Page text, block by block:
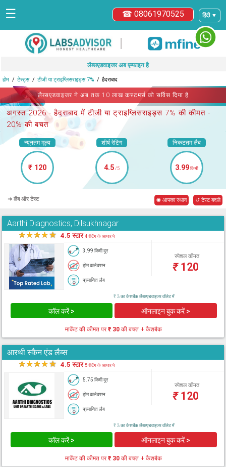
हिंदी ▼
☎ 08061970525
☰
|
लैब्सएडवाइजर अब एम्फाइन है
होम टेस्ट्स टीजी या ट्राइग्लिसराइड्स 7% हैदराबाद
लैब्सएडवाइजर ने अब तक 10 लाख कस्टमर्स को सर्विस दिया है
अगस्त 2026 -हैदराबाद में टीजी या ट्राइग्लिसराइड्स 7% की कीमत -
20% की बचत
न्यूनतम मूल्य
₹ 120
शीर्ष रेटिंग
4.5/5
निकटतम लैब
3.99किमी
➜ लैब और टेस्ट ◉ आपका स्थान ↺ टेस्ट बदले
Aarthi Diagnostics, Dilsukhnagar
★★★★★ 4.5 स्टार4 रेटिंग के आधार पे
3.99 किमी दूर
होम कलेक्शन
प्रमाणित लैब
स्पेशल कीमत
₹120
₹ 3 का कैशबैक लैब्सएडवाइजर वॉलेट में
कॉल करें > ऑनलाइन बुक करें >
मार्केट की कीमत पर₹ 30 की बचत + कैशबैक
आरथी स्कैन एंड लैब्स
★★★★★ 4.5 स्टार5 रेटिंग के आधार पे
5.75 किमी दूर
होम कलेक्शन
प्रमाणित लैब
स्पेशल कीमत
₹120
₹ 3 का कैशबैक लैब्सएडवाइजर वॉलेट में
कॉल करें > ऑनलाइन बुक करें >
मार्केट की कीमत पर₹ 30 की बचत + कैशबैक